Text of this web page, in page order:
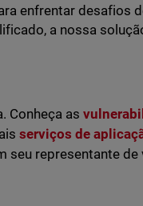
enfrentar desafios
a nossa
Conheça as
serviços de
representante de